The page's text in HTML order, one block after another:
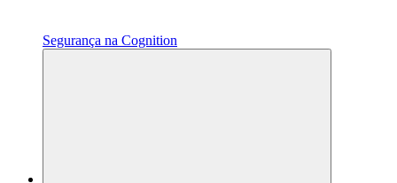
Segurança na Cognition